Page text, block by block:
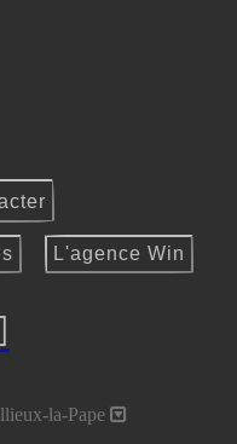
L'agence Win
la-Pape